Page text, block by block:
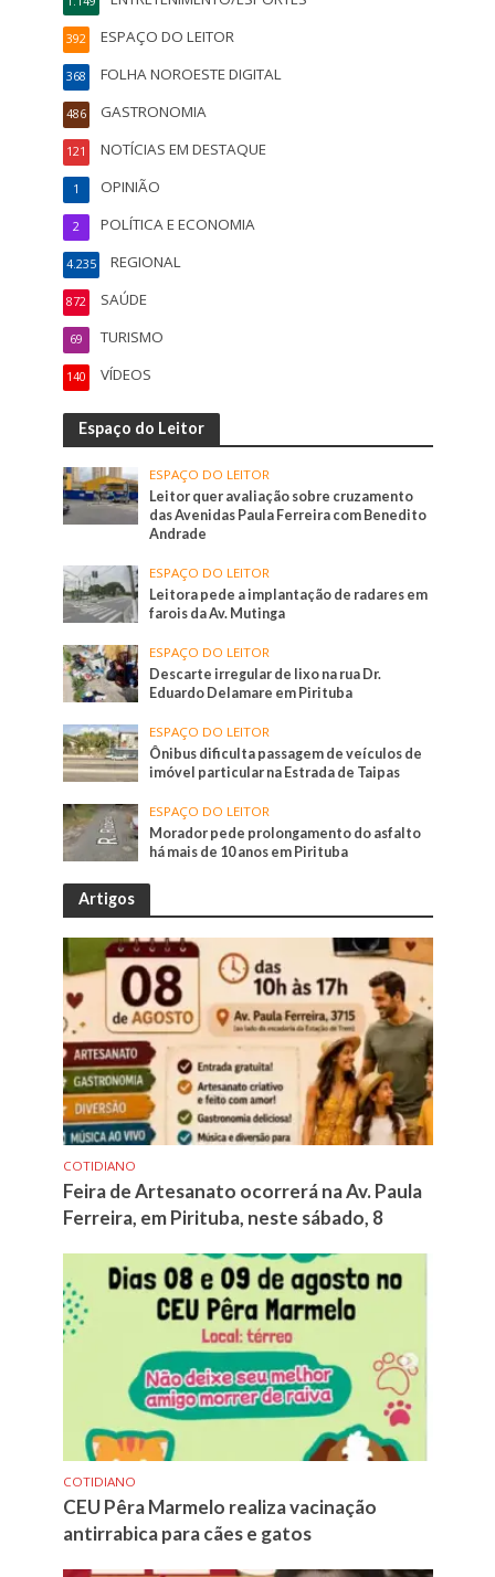
ESPAÇO DO LEITOR
392
FOLHA NOROESTE DIGITAL
368
GASTRONOMIA
486
NOTÍCIAS EM DESTAQUE
121
OPINIÃO
1
POLÍTICA E ECONOMIA
2
REGIONAL
4.235
SAÚDE
872
TURISMO
69
VÍDEOS
140
Espaço do Leitor
ESPAÇO DO LEITOR
Leitor quer avaliação sobre cruzamento
das Avenidas Paula Ferreira com Benedito
Andrade
ESPAÇO DO LEITOR
Leitora pede a implantação de radares em
farois da Av. Mutinga
ESPAÇO DO LEITOR
Descarte irregular de lixo na rua Dr.
Eduardo Delamare em Pirituba
ESPAÇO DO LEITOR
Ônibus dificulta passagem de veículos de
imóvel particular na Estrada de Taipas
ESPAÇO DO LEITOR
Morador pede prolongamento do asfalto
há mais de 10 anos em Pirituba
Artigos
COTIDIANO
Feira de Artesanato ocorrerá na Av. Paula
Ferreira, em Pirituba, neste sábado, 8
COTIDIANO
CEU Pêra Marmelo realiza vacinação
antirrabica para cães e gatos